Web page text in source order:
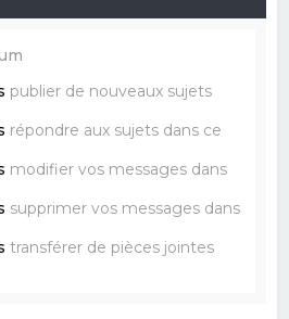
publier de nouveaux sujets
répondre aux sujets dans ce
modifier vos messages dans
supprimer vos messages dans
transférer de pièces jointes